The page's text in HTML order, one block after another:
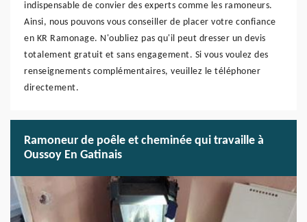
indispensable de convier des experts comme les ramoneurs.
Ainsi, nous pouvons vous conseiller de placer votre confiance
en KR Ramonage. N'oubliez pas qu'il peut dresser un devis
totalement gratuit et sans engagement. Si vous voulez des
renseignements complémentaires, veuillez le téléphoner
directement.
Ramoneur de poêle et cheminée qui travaille à
Oussoy En Gatinais